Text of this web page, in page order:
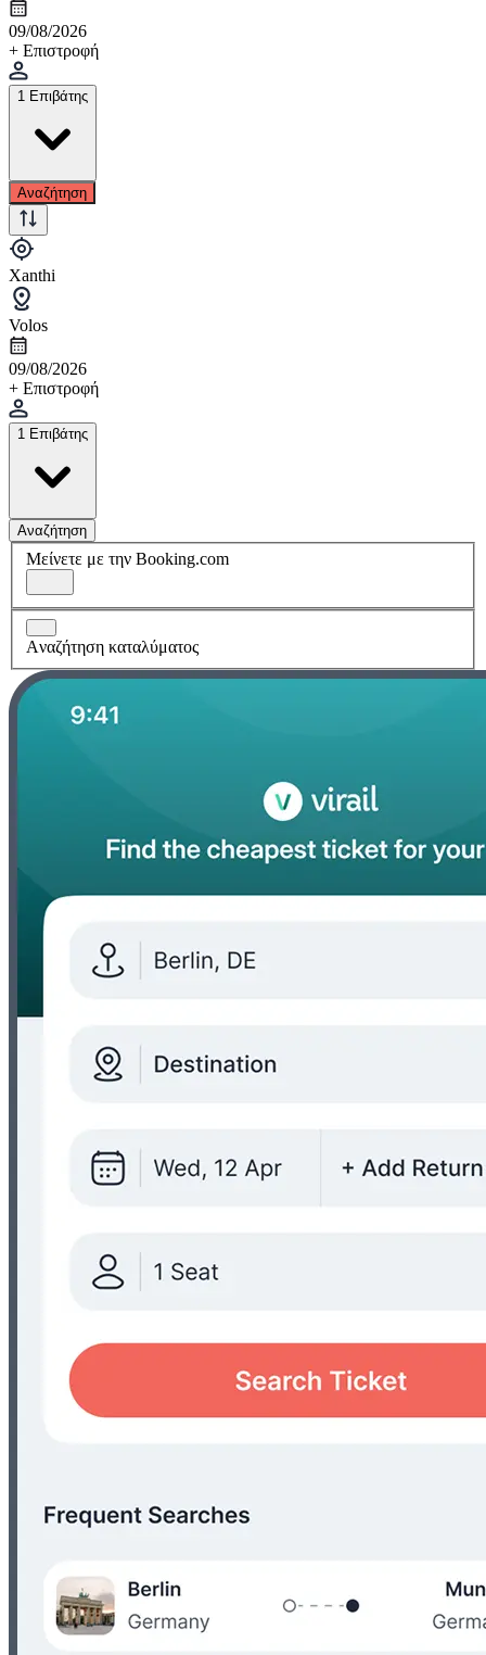
09/08/2026
+ Επιστροφή
1 Επιβάτης
Αναζήτηση
Xanthi
Volos
09/08/2026
+ Επιστροφή
1 Επιβάτης
Αναζήτηση
Μείνετε με την Booking.com
Aναζήτηση καταλύματος